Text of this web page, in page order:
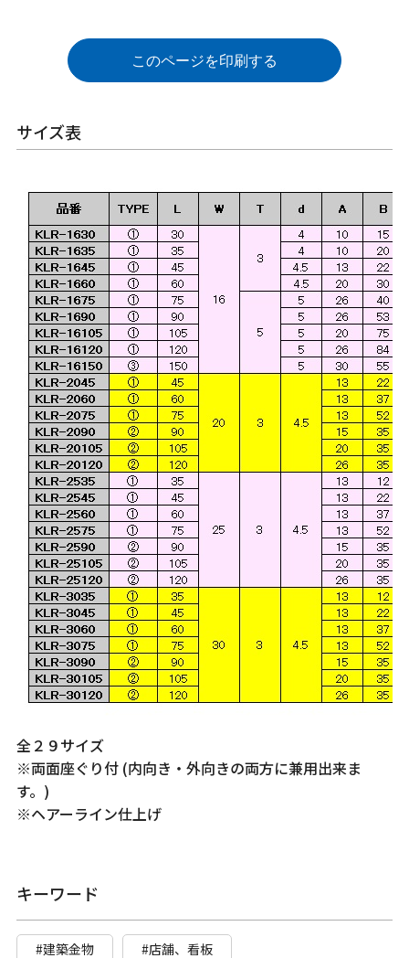
このページを印刷する
サイズ表
全２９サイズ
※両面座ぐり付 (内向き・外向きの両方に兼用出来ま
す。)
※ヘアーライン仕上げ
キーワード
#建築金物 #店舗、看板